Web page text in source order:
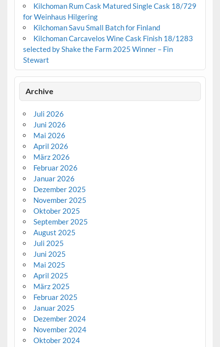
Kilchoman Rum Cask Matured Single Cask 18/729
for Weinhaus Hilgering
Kilchoman Savu Small Batch for Finland
Kilchoman Carcavelos Wine Cask Finish 18/1283
selected by Shake the Farm 2025 Winner – Fin
Stewart
Archive
Juli 2026
Juni 2026
Mai 2026
April 2026
März 2026
Februar 2026
Januar 2026
Dezember 2025
November 2025
Oktober 2025
September 2025
August 2025
Juli 2025
Juni 2025
Mai 2025
April 2025
März 2025
Februar 2025
Januar 2025
Dezember 2024
November 2024
Oktober 2024